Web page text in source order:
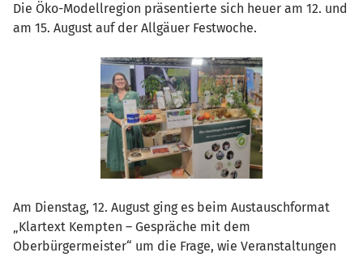
Die Öko-Modellregion präsentierte sich heuer am 12. und
am 15. August auf der Allgäuer Festwoche.
Am Dienstag, 12. August ging es beim Austauschformat
„Klartext Kempten – Gespräche mit dem
Oberbürgermeister“ um die Frage, wie Veranstaltungen